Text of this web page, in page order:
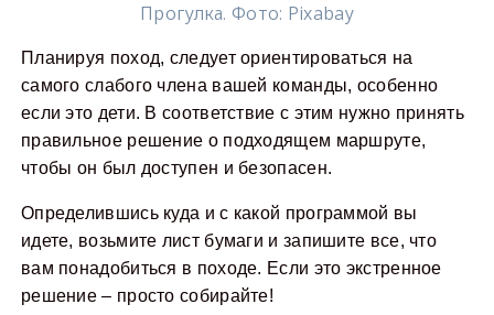
Прогулка. Фото: Рixabay
Планируя поход, следует ориентироваться на
самого слабого члена вашей команды, особенно
если это дети. В соответствие с этим нужно принять
правильное решение о подходящем маршруте,
чтобы он был доступен и безопасен.
Определившись куда и с какой программой вы
идете, возьмите лист бумаги и запишите все, что
вам понадобиться в походе. Если это экстренное
решение – просто собирайте!